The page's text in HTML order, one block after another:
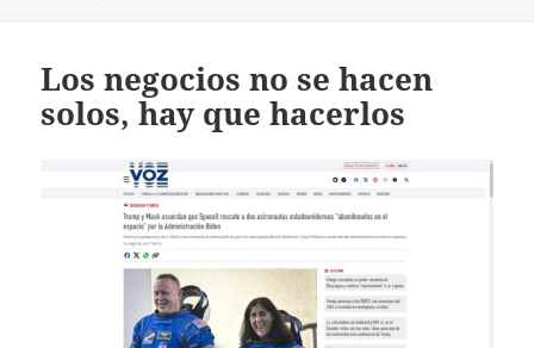
Los negocios no se hacen
solos, hay que hacerlos